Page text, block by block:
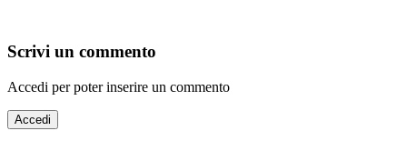
Scrivi un commento
Accedi per poter inserire un commento
Accedi